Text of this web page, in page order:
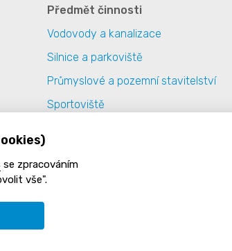
Předmět činnosti
Vodovody a kanalizace
Silnice a parkoviště
Průmyslové a pozemní stavitelství
Sportoviště
se zpracováním
vše".